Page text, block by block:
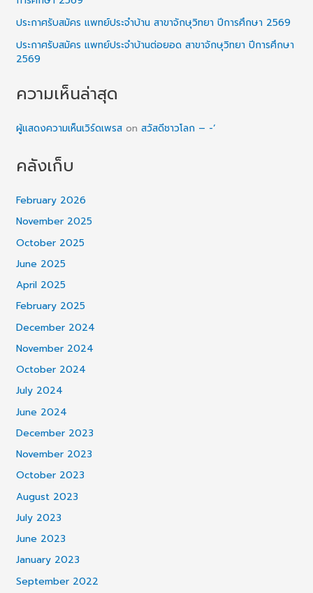
ประกาศรับสมัคร แพทย์ประจำบ้าน สาขาจักษุวิทยา ปีการศึกษา 2569
ประกาศรับสมัคร แพทย์ประจำบ้านต่อยอด สาขาจักษุวิทยา ปีการศึกษา
2569
ความเห็นล่าสุด
ผู้แสดงความเห็นเวิร์ดเพรส onสวัสดีชาวโลก – -‘
คลังเก็บ
February 2026
November 2025
October 2025
June 2025
April 2025
February 2025
December 2024
November 2024
October 2024
July 2024
June 2024
December 2023
November 2023
October 2023
August 2023
July 2023
June 2023
January 2023
September 2022